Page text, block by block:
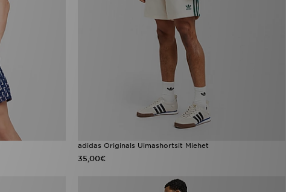
adidas Originals Uimashortsit Miehet
35,00€